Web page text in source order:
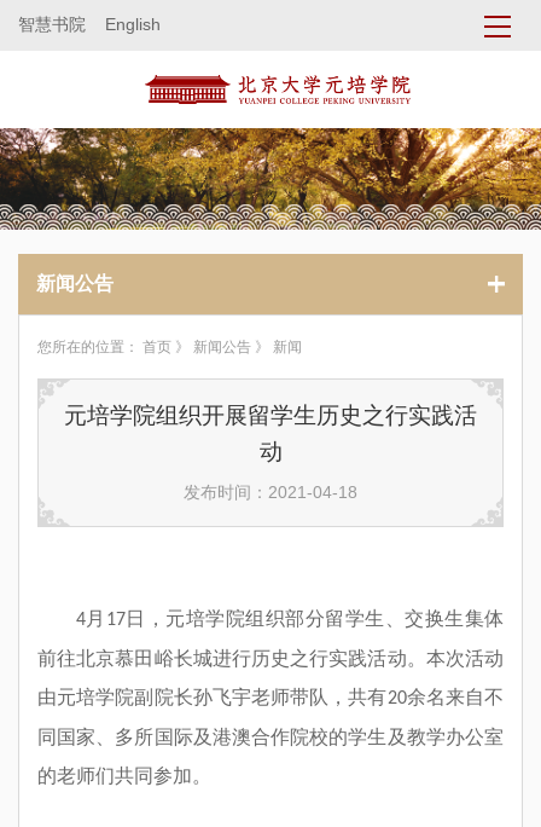
智慧书院 English
新闻公告
您所在的位置： 首页 》 新闻公告 》 新闻
元培学院组织开展留学生历史之行实践活
动
发布时间：2021-04-18
4月 17日，元培学院组织部分留学生、交换生集体
前往北京慕田峪长城进行历史之行实践活动。本次活动
由元培学院副院长孙飞宇老师带队，共有20余名来自不
同国家、多所国际及港澳合作院校的学生及教学办公室
的老师们共同参加。